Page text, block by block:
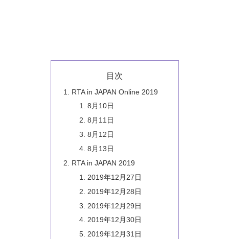
目次
RTA in JAPAN Online 2019
8月10日
8月11日
8月12日
8月13日
RTA in JAPAN 2019
2019年12月27日
2019年12月28日
2019年12月29日
2019年12月30日
2019年12月31日